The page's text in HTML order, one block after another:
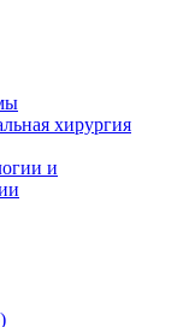
хирургия
и